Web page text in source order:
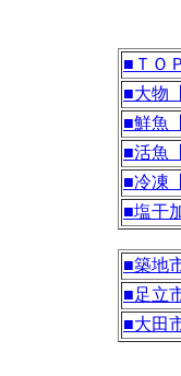
■ＴＯ
■大物
■鮮魚
■活魚
■冷凍
■塩干
■築地
■足立
■大田